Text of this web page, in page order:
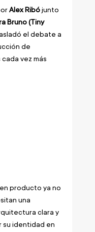
Alex Ribó junto
Bruno (Tiny
el debate a
de
vez más
producto ya no
una
clara y
su identidad en